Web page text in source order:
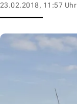
23.02.2018, 11:57 Uhr